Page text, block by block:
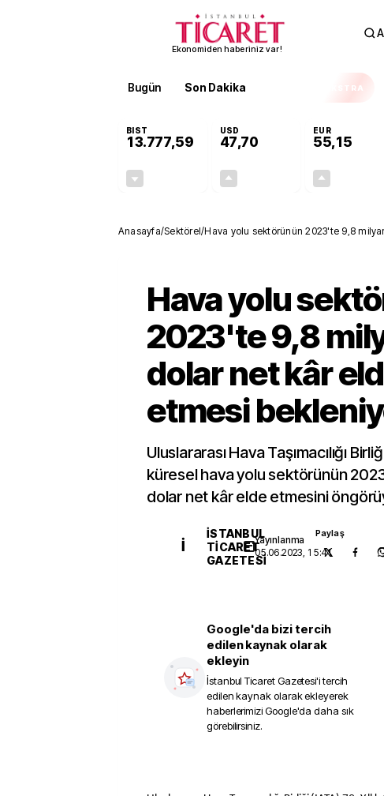
Ekonomiden haberiniz var!
Bugün Son Dakika EKSTRA
BIST
13.777,59
USD
47,70
EUR
55,15
Anasayfa/Sektörel/Hava yolu sektörünün 2023'te 9,8
Hava yolu
2023'te 9,8
dolar net kâr
etmesi
Uluslararası Hava Taşımacılığı
küresel hava yolu sektörünün
dolar net kâr elde etmesini
İ
İSTANBUL
TICARET
GAZETESI
Yayınlanma
05.06.2023, 15:41
Paylaş
Google'da bizi tercih
edilen kaynak olarak
ekleyin
İstanbul Ticaret Gazetesi'i tercih
edilen kaynak olarak ekleyerek
haberlerimizi Google'da daha sık
görebilirsiniz.